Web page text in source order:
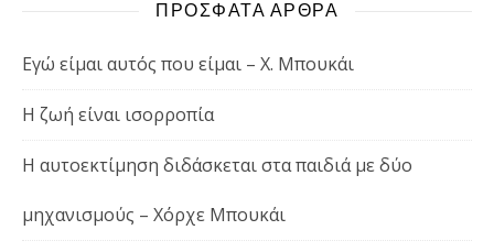
ΠΡΟΣΦΑΤΑ ΑΡΘΡΑ
Εγώ είμαι αυτός που είμαι – Χ. Μπουκάι
Η ζωή είναι ισορροπία
Η αυτοεκτίμηση διδάσκεται στα παιδιά με δύο
μηχανισμούς – Χόρχε Μπουκάι